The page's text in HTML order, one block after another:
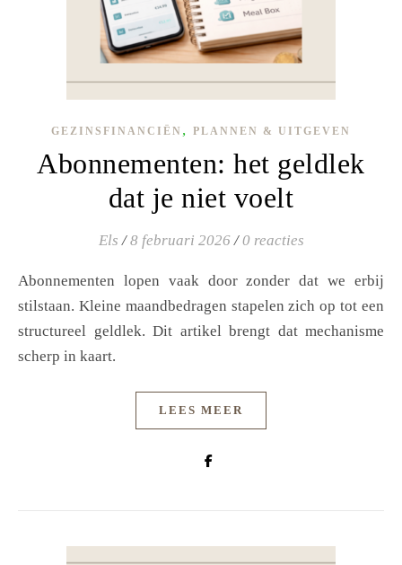
GEZINSFINANCIËN , PLANNEN & UITGEVEN
Abonnementen: het geldlek
dat je niet voelt
Els / 8 februari 2026 / 0 reacties
Abonnementen lopen vaak door zonder dat we erbij
stilstaan. Kleine maandbedragen stapelen zich op tot een
structureel geldlek. Dit artikel brengt dat mechanisme
scherp in kaart.
LEES MEER